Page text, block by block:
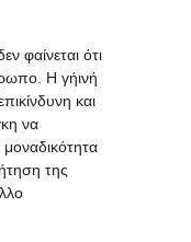
φαίνεται ότι
Η γήινή
και
να
μοναδικότητα
της